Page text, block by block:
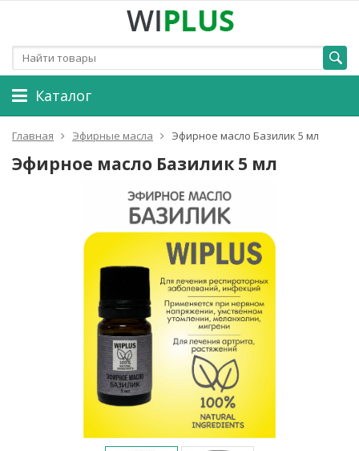
Каталог
Главная Эфирные масла Эфирное масло Базилик 5 мл
Эфирное масло Базилик 5 мл